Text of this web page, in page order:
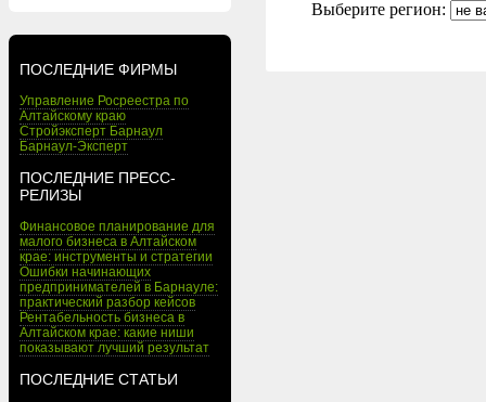
ПОСЛЕДНИЕ ФИРМЫ
Управление Росреестра по
Алтайскому краю
Стройэксперт Барнаул
Барнаул-Эксперт
ПОСЛЕДНИЕ ПРЕСС-
РЕЛИЗЫ
Финансовое планирование для
малого бизнеса в Алтайском
крае: инструменты и стратегии
Ошибки начинающих
предпринимателей в Барнауле:
практический разбор кейсов
Рентабельность бизнеса в
Алтайском крае: какие ниши
показывают лучший результат
ПОСЛЕДНИЕ СТАТЬИ
Выберите регион: